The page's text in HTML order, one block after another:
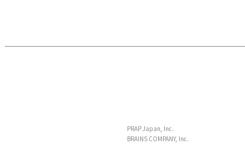
PRAP Japan, Inc.
BRAINS COMPANY, Inc.